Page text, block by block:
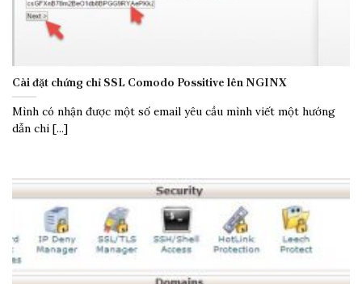
Cài đặt chứng chỉ SSL Comodo Possitive lên NGINX
Mình có nhận được một số email yêu cầu mình viết một hướng
dẫn chi [...]